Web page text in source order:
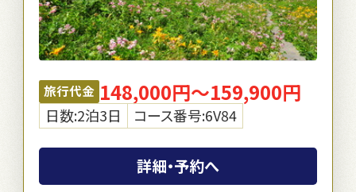
旅行代金 148,000円～159,900円
日数:2泊3日 コース番号:6V84
詳細・予約へ